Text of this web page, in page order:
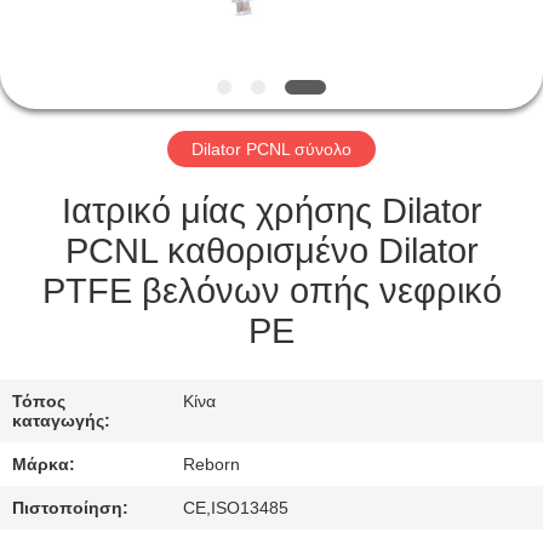
ΜΑΣ
ΕΛΆΤΕ
ΕΠΑΦΉ
ΖΗΤΉΣΤΕ
ΑΠΌΣΠΑΣΜΑ
SITEMAP
Dilator PCNL σύνολο
Ιατρικό μίας χρήσης Dilator
PCNL καθορισμένο Dilator
PTFE βελόνων οπής νεφρικό
PE
Τόπος
καταγωγής:
Κίνα
Μάρκα: Reborn
Πιστοποίηση: CE,ISO13485